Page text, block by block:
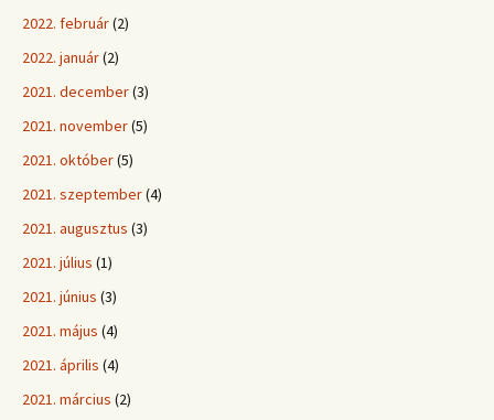
2022. február(2)
2022. január(2)
2021. december(3)
2021. november(5)
2021. október(5)
2021. szeptember(4)
2021. augusztus (3)
2021. július (1)
2021. június (3)
2021. május (4)
2021. április (4)
2021. március (2)